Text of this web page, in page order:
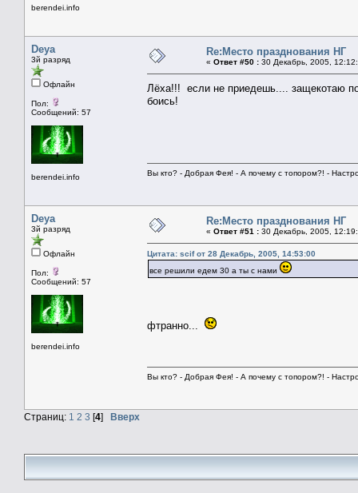
berendei.info
Deya
3й разряд
Офлайн
Пол:
Сообщений: 57
berendei.info
Re:Место празднования НГ
« Ответ #50 : 30 Декабрь, 2005,
Лёха!!! если не приедешь.... защекотаю
боись!
Вы кто? - Добрая Фея! - А почему с топором?! -
Deya
3й разряд
Офлайн
Пол:
Сообщений: 57
berendei.info
Re:Место празднования НГ
« Ответ #51 : 30 Декабрь, 2005,
Цитата: scif от 28 Декабрь, 2005, 14:53:00
все решили едем 30 а ты с нами
фтранно...
Вы кто? - Добрая Фея! - А почему с топором?! -
Страниц: 1 2 3 [4] Вверх